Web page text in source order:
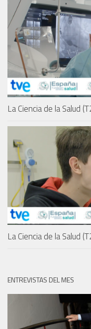
La Ciencia de la Salud
La Ciencia de la Salud
ENTREVISTAS DEL MES